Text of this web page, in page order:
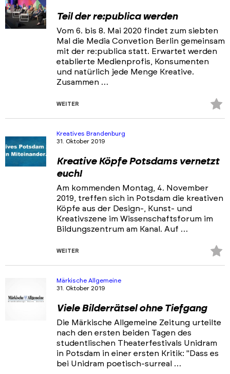
Teil der re:publica werden
Vom 6. bis 8. Mai 2020 findet zum siebten
Mal die Media Convetion Berlin gemeinsam
mit der re:publica statt. Erwartet werden
etablierte Medienprofis, Konsumenten
und natürlich jede Menge Kreative.
Zusammen …
WEITER
Kreatives Brandenburg
31. Oktober 2019
Kreative Köpfe Potsdams vernetzt
euch!
Am kommenden Montag, 4. November
2019, treffen sich in Potsdam die kreativen
Köpfe aus der Design-, Kunst- und
Kreativszene im Wissenschaftsforum im
Bildungszentrum am Kanal. Auf …
WEITER
Märkische Allgemeine
31. Oktober 2019
Viele Bilderrätsel ohne Tiefgang
Die Märkische Allgemeine Zeitung urteilte
nach den ersten beiden Tagen des
studentlischen Theaterfestivals Unidram
in Potsdam in einer ersten Kritik: "Dass es
bei Unidram poetisch-surreal …